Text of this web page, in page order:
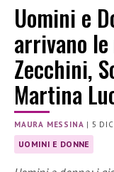
Uomini e
arrivano
Zecchini,
Martina
MAURA MESSINA | 5
UOMINI E DONNE